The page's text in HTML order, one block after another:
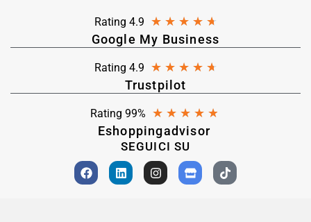
Rating 4.9 ★ ★ ★ ★ ★
Google My Business
Rating 4.9 ★ ★ ★ ★ ★
Trustpilot
Rating 99% ★ ★ ★ ★ ★
Eshoppingadvisor
SEGUICI SU